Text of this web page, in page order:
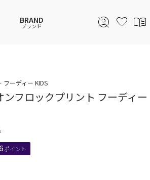
セットアップ
ルームウェア
セットアップ
セットアップ
BRAND
ブランド
フーディー KIDS
ンフロックプリント フーディー